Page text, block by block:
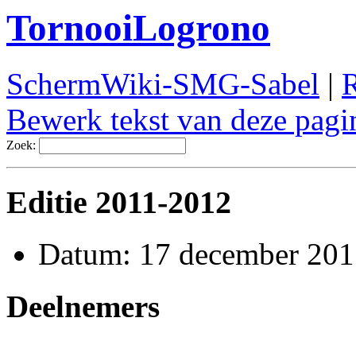
TornooiLogrono
SchermWiki-SMG-Sabel |
Bewerk tekst van deze
Zoek:
Editie 2011-2012
Datum: 17 december
Deelnemers